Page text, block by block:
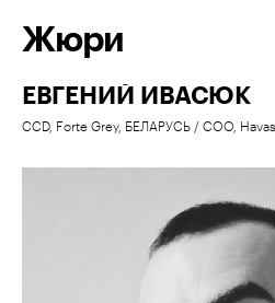
Жюри
ЕВГЕНИЙ ИВАСЮК
CСD, Forte Grey, БЕЛАРУСЬ / СOO,